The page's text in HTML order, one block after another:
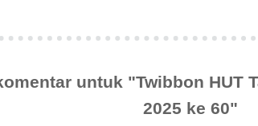
untuk "Twibbon HUT
2025 ke 60"